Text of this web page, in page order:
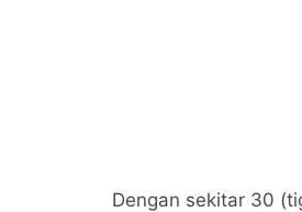
Dengan sekitar 30